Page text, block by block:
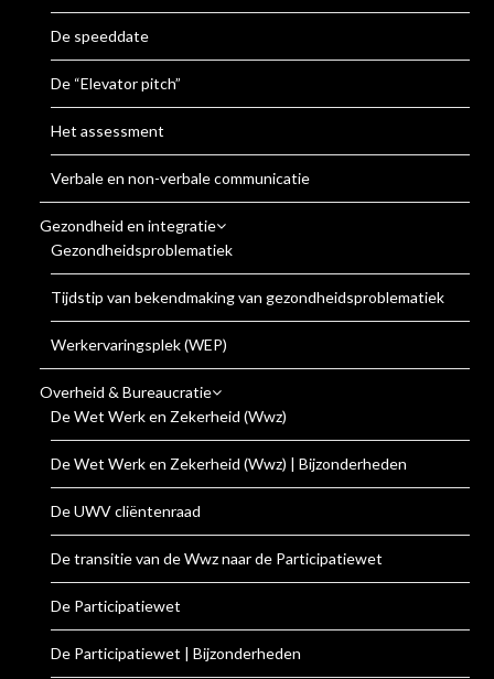
De speeddate
De “Elevator pitch”
Het assessment
Verbale en non-verbale communicatie
Gezondheid en integratie
Gezondheidsproblematiek
Tijdstip van bekendmaking van gezondheidsproblematiek
Werkervaringsplek (WEP)
Overheid & Bureaucratie
De Wet Werk en Zekerheid (Wwz)
De Wet Werk en Zekerheid (Wwz) | Bijzonderheden
De UWV cliëntenraad
De transitie van de Wwz naar de Participatiewet
De Participatiewet
De Participatiewet | Bijzonderheden